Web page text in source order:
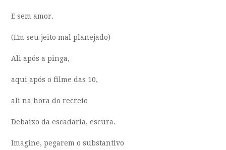
E sem amor.
(Em seu jeito mal planejado)
Ali após a pinga,
aqui após o filme das 10,
ali na hora do recreio
Debaixo da escadaria, escura.
Imagine, pegarem o substantivo